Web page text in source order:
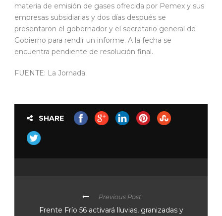
materia de emisión de gases ofrecida por Pemex y sus
empresas subsidiarias y dos días después se
presentaron el gobernador y el secretario general de
Gobierno para rendir un informe. A la fecha se
encuentra pendiente de resolución final.
FUENTE: La Jornada
SHARE
Previous Post
Frente Frío 56 activará lluvias, granizadas y